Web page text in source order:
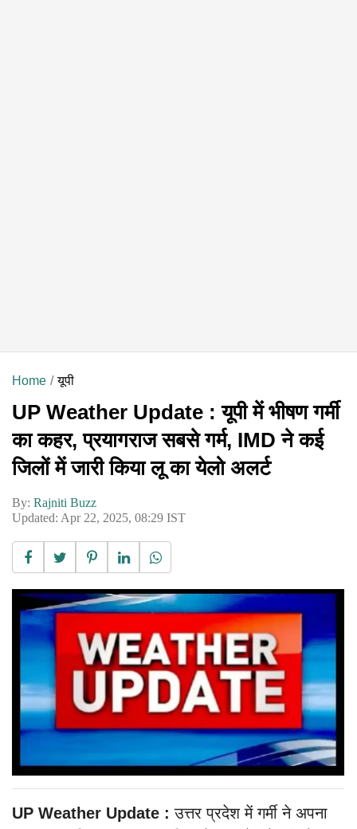
Home यूपी
UP Weather Update : यूपी में भीषण गर्मी
का कहर, प्रयागराज सबसे गर्म, IMD ने कई
जिलों में जारी किया लू का येलो अलर्ट
By: Rajniti Buzz
Updated: Apr 22, 2025, 08:29 IST
UP Weather Update :उत्तर प्रदेश में गर्मी ने अपना